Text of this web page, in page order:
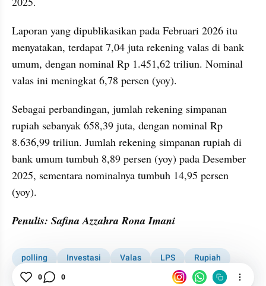
Laporan yang dipublikasikan pada Februari 2026 itu
menyatakan, terdapat 7,04 juta rekening valas di bank
umum, dengan nominal Rp 1.451,62 triliun. Nominal
valas ini meningkat 6,78 persen (yoy).
Sebagai perbandingan, jumlah rekening simpanan
rupiah sebanyak 658,39 juta, dengan nominal Rp
8.636,99 triliun. Jumlah rekening simpanan rupiah di
bank umum tumbuh 8,89 persen (yoy) pada Desember
2025, sementara nominalnya tumbuh 14,95 persen
(yoy).
Penulis: Safina Azzahra Rona Imani
polling Investasi Valas LPS
Rupiah
Rekening
0 0